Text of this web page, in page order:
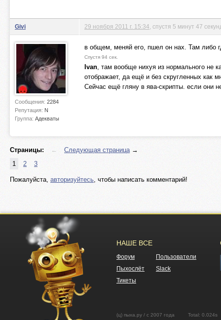
Givi
Сообщения: 2284
Репутация: N
Группа: Адекваты
29 ноября 2011 г. 15:34 , спустя 5 минут 47
в общем, меняй его, пшел он нах. Там либо
Спустя 94 сек.
Ivan, там вообще нихуя из нормального не
отображает, да ещё и без скругленных как
Сейчас ещё гляну в ява-скрипты. если они
Страницы: ← Следующая страница→
1
2 3
Пожалуйста, авторизуйтесь, чтобы написать комментарий!
НАШЕ ВСЕ
Форум
Пользователи
Пыхослёт
Slack
Тикеты
(ц) пыха.ру / с 2007 года Total: